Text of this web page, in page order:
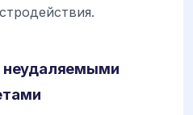
неудаляемыми